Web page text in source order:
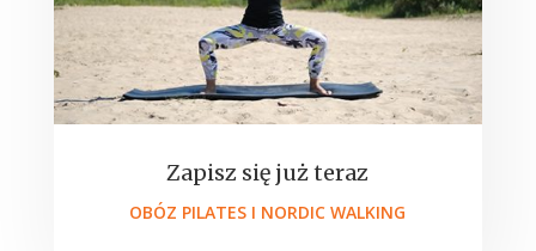
Zapisz się już teraz
OBÓZ PILATES I NORDIC WALKING